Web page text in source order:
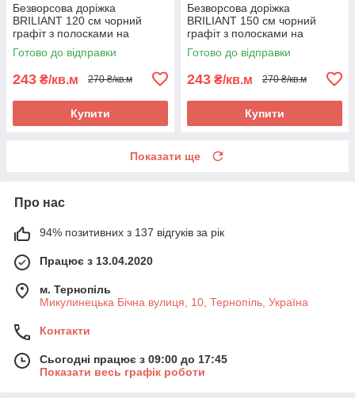
Безворсова доріжка
BRILIANT 120 см чорний
графіт з полосками на
підлогу на кухню, в коридор
Готово до відправки
243 ₴/кв.м 270 ₴/кв.м
Купити
Безворсова доріжка
BRILIANT 150 см чорний
графіт з полосками на
підлогу на кухню, в коридор
Готово до відправки
243 ₴/кв.м 270 ₴/кв.м
Купити
Показати ще
Про нас
94% позитивних з 137 відгуків за рік
Працює з 13.04.2020
м. Тернопіль
Микулинецька Бічна вулиця, 10, Тернопіль, Україна
Контакти
Сьогодні працює з 09:00 до 17:45
Показати весь графік роботи